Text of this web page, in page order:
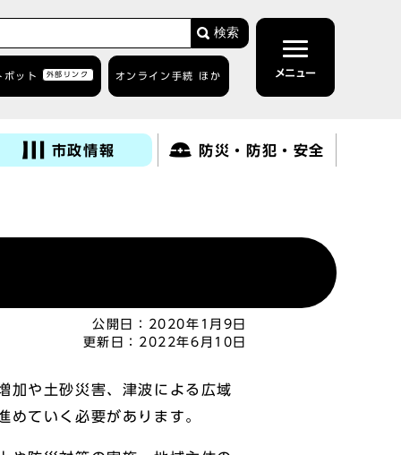
検索
ボット 外部リンク オンライン手続 ほか メニュー
市政情報 防災・防犯・安全
公開日：
2020年1月9日
更新日： 2022年6月10日
加や土砂災害、津波による広域
ていく必要があります。